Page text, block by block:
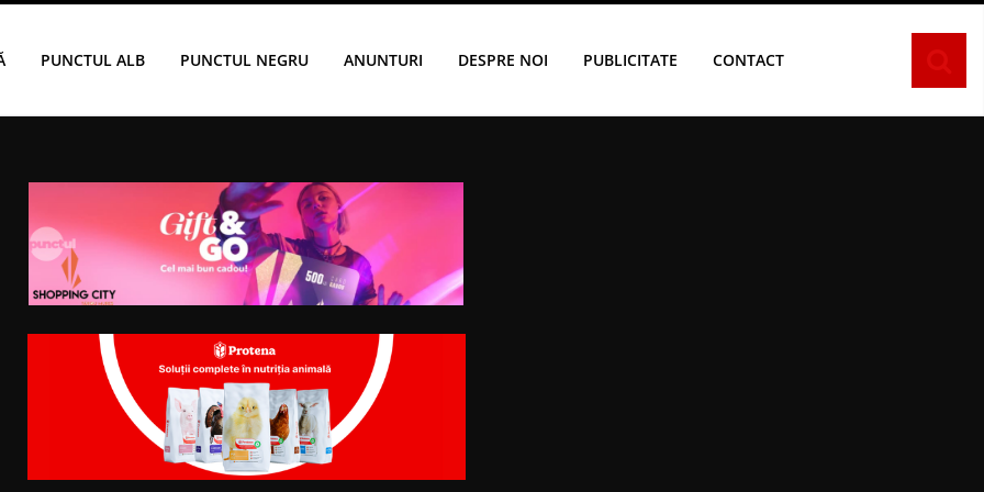
PUNCTUL ALB PUNCTUL NEGRU ANUNTURI DESPRE NOI PUBLICITATE CONTACT